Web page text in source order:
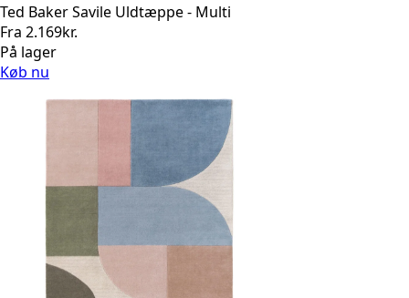
Ted Baker Savile Uldtæppe - Multi
Fra 2.169kr.
På lager
Køb nu